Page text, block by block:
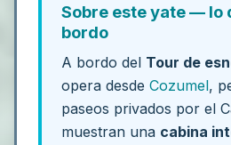
Sobre este yate — lo
bordo
A bordo del Tour de
opera desdeCozumel,
paseos privados por el
muestran una cabina